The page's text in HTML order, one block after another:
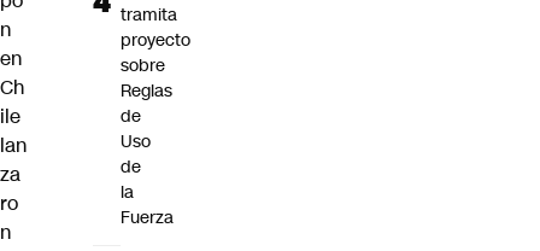
n
en
Ch
ile
lan
za
ro
n
tramita
proyecto
sobre
Reglas
de
Uso
de
la
Fuerza